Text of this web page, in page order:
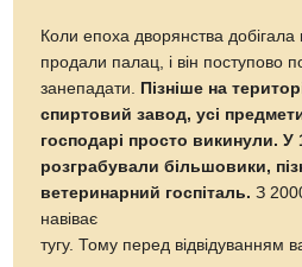
Коли епоха дворянства добігала
продали палац, і він поступово
занепадати. Пізніше на
спиртовий завод, усі
господарі просто викинули. У
розграбували більшовики,
ветеринарний госпіталь.З
навіває
тугу. Тому перед